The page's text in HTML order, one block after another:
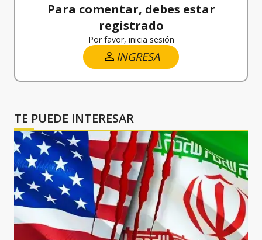
Para comentar, debes estar
registrado
Por favor, inicia sesión
INGRESA
TE PUEDE INTERESAR